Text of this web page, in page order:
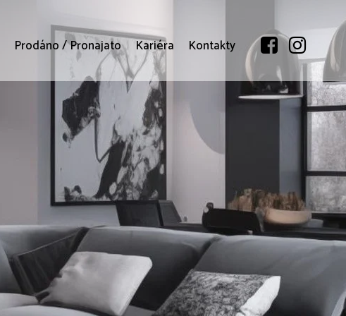
Prodáno / Pronajato Kariéra Kontakty